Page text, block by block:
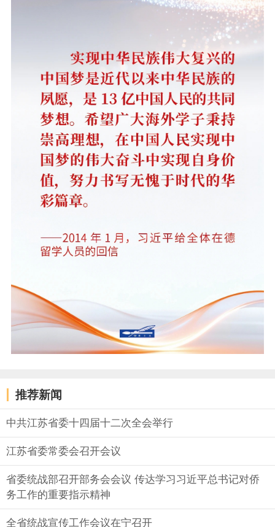
推荐新闻
中共江苏省委十四届十二次全会举行
江苏省委常委会召开会议
省委统战部召开部务会会议 传达学习习近平总书记对侨
务工作的重要指示精神
全省统战宣传工作会议在宁召开